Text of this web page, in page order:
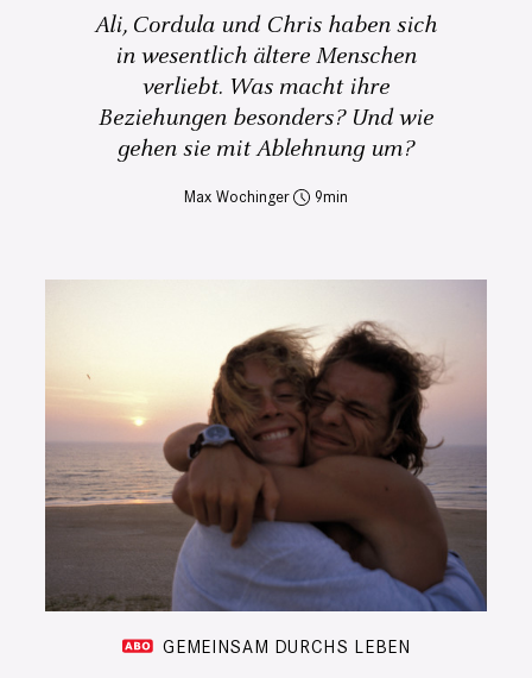
Ali, Cordula und Chris haben sich
in wesentlich ältere Menschen
verliebt. Was macht ihre
Beziehungen besonders? Und wie
gehen sie mit Ablehnung um?
Max Wochinger 9
GEMEINSAM DURCHS LEBEN